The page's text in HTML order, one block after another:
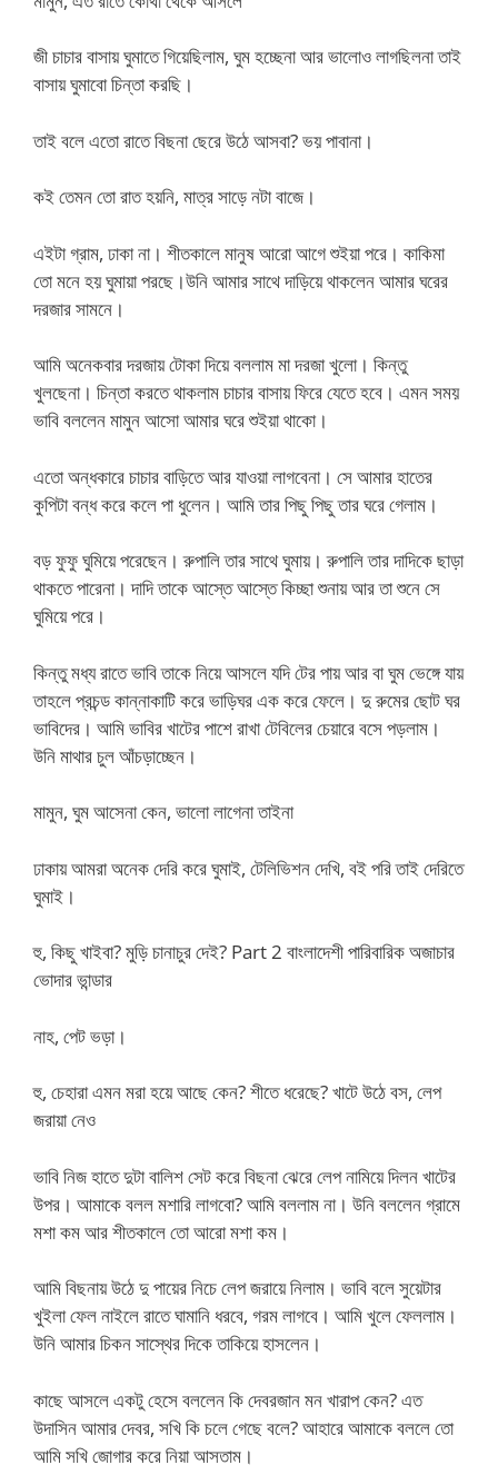
জী চাচার বাসায় ঘুমাতে গিয়েছিলাম, ঘুম হচ্ছেনা আর ভালোও লাগছিলনা তাই
বাসায় ঘুমাবো চিন্তা করছি।
তাই বলে এতো রাতে বিছনা ছেরে উঠে আসবা? ভয় পাবানা।
কই তেমন তো রাত হয়নি, মাত্র সাড়ে নটা বাজে।
এইটা গ্রাম, ঢাকা না। শীতকালে মানুষ আরো আগে শুইয়া পরে। কাকিমা
তো মনে হয় ঘুমায়া পরছে।উনি আমার সাথে দাড়িয়ে থাকলেন আমার ঘরের
দরজার সামনে।
আমি অনেকবার দরজায় টোকা দিয়ে বললাম মা দরজা খুলো। কিন্তু
খুলছেনা। চিন্তা করতে থাকলাম চাচার বাসায় ফিরে যেতে হবে। এমন সময়
ভাবি বললেন মামুন আসো আমার ঘরে শুইয়া থাকো।
এতো অন্ধকারে চাচার বাড়িতে আর যাওয়া লাগবেনা। সে আমার হাতের
কুপিটা বন্ধ করে কলে পা ধুলেন। আমি তার পিছু পিছু তার ঘরে গেলাম।
বড় ফুফু ঘুমিয়ে পরেছেন। রুপালি তার সাথে ঘুমায়। রুপালি তার দাদিকে ছাড়া
থাকতে পারেনা। দাদি তাকে আস্তে আস্তে কিচ্ছা শুনায় আর তা শুনে সে
ঘুমিয়ে পরে।
কিন্তু মধ্য রাতে ভাবি তাকে নিয়ে আসলে যদি টের পায় আর বা ঘুম ভেঙ্গে যায়
তাহলে প্রচন্ড কান্নাকাটি করে ভাড়িঘর এক করে ফেলে। দু রুমের ছোট ঘর
ভাবিদের। আমি ভাবির খাটের পাশে রাখা টেবিলের চেয়ারে বসে পড়লাম।
উনি মাথার চুল আঁচড়াচ্ছেন।
মামুন, ঘুম আসেনা কেন, ভালো লাগেনা তাইনা
ঢাকায় আমরা অনেক দেরি করে ঘুমাই, টেলিভিশন দেখি, বই পরি তাই দেরিতে
ঘুমাই।
হু, কিছু খাইবা? মুড়ি চানাচুর দেই? Part 2 বাংলাদেশী পারিবারিক অজাচার
ভোদার ভান্ডার
নাহ, পেট ভড়া।
হু, চেহারা এমন মরা হয়ে আছে কেন? শীতে ধরেছে? খাটে উঠে বস, লেপ
জরায়া নেও
ভাবি নিজ হাতে দুটা বালিশ সেট করে বিছনা ঝেরে লেপ নামিয়ে দিলন খাটের
উপর। আমাকে বলল মশারি লাগবো? আমি বললাম না। উনি বললেন গ্রামে
মশা কম আর শীতকালে তো আরো মশা কম।
আমি বিছনায় উঠে দু পায়ের নিচে লেপ জরায়ে নিলাম। ভাবি বলে সুয়েটার
খুইলা ফেল নাইলে রাতে ঘামানি ধরবে, গরম লাগবে। আমি খুলে ফেললাম।
উনি আমার চিকন সাস্থের দিকে তাকিয়ে হাসলেন।
কাছে আসলে একটু হেসে বললেন কি দেবরজান মন খারাপ কেন? এত
উদাসিন আমার দেবর, সখি কি চলে গেছে বলে? আহারে আমাকে বললে তো
আমি সখি জোগার করে নিয়া আসতাম।